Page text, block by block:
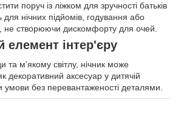
поруч із ліжком для зручності батьків
для нічних підйомів, годування або
не створюючи дискомфорту для очей.
елемент інтер'єру
та м'якому світлу, нічник може
декоративний аксесуар у дитячій
умови без перевантаженості деталями.